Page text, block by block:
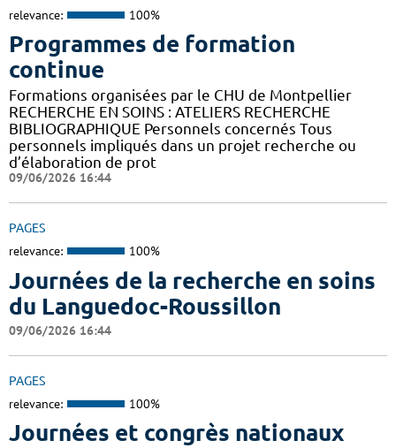
relevance: 100%
Programmes de formation
continue
Formations organisées par le CHU de Montpellier
RECHERCHE EN SOINS : ATELIERS RECHERCHE
BIBLIOGRAPHIQUE Personnels concernés Tous
personnels impliqués dans un projet recherche ou
d’élaboration de prot
09/06/2026 16:44
PAGES
relevance: 100%
Journées de la recherche en soins
du Languedoc-Roussillon
09/06/2026 16:44
PAGES
relevance: 100%
Journées et congrès nationaux